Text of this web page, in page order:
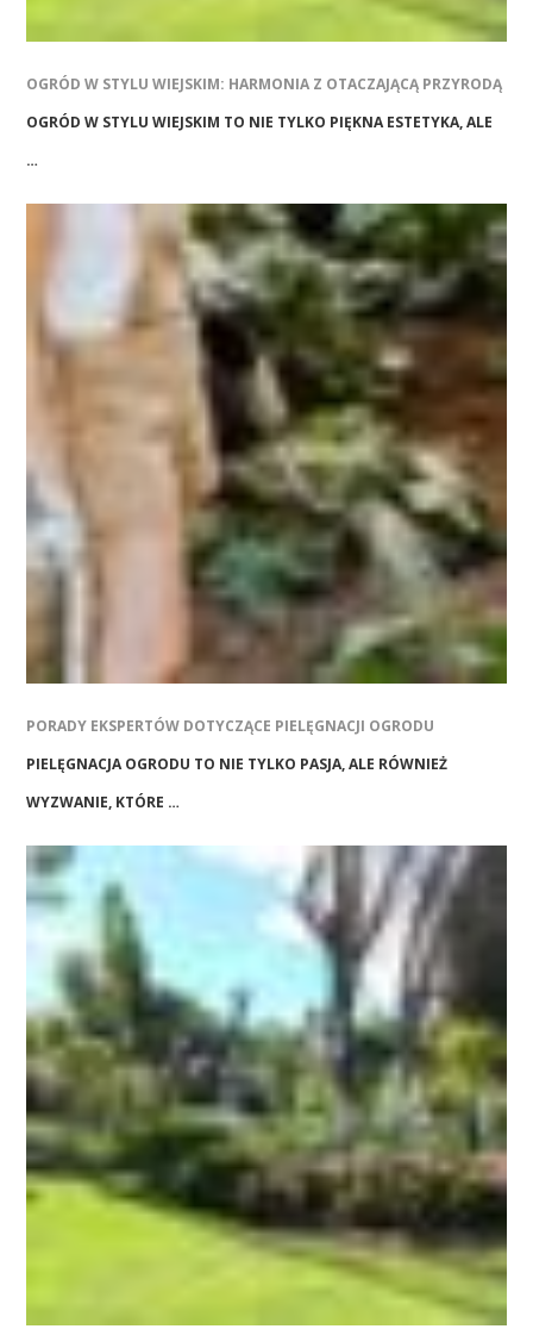
OGRÓD W STYLU WIEJSKIM: HARMONIA Z OTACZAJĄCĄ PRZYRODĄ
OGRÓD W STYLU WIEJSKIM TO NIE TYLKO PIĘKNA ESTETYKA, ALE
…
PORADY EKSPERTÓW DOTYCZĄCE PIELĘGNACJI OGRODU
PIELĘGNACJA OGRODU TO NIE TYLKO PASJA, ALE RÓWNIEŻ
WYZWANIE, KTÓRE …